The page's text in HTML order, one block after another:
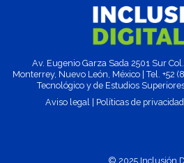
Av. Eugenio Garza Sada 2501 Sur Col.
Monterrey, Nuevo León, México | Tel. +52
Tecnológico y de Estudios
Aviso legal
Políticas de privacidad
© 2025 Inclusión